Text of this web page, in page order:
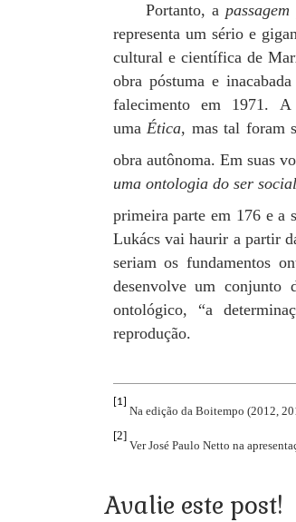
Portanto, a
representa um sério e
cultural e científica de
obra póstuma e
falecimento em 1971. A
umaÉtica, mas tal foram
obra autônoma. Em suas
uma ontologia do ser social
primeira parte em 176 e a
Lukács vai haurir a partir
seriam os fundamentos
desenvolve um conjunto
ontológico, “a
reprodução.
[1]
Na edição da Boitempo (2012,
[2]
Ver José Paulo Netto na
Avalie este post!